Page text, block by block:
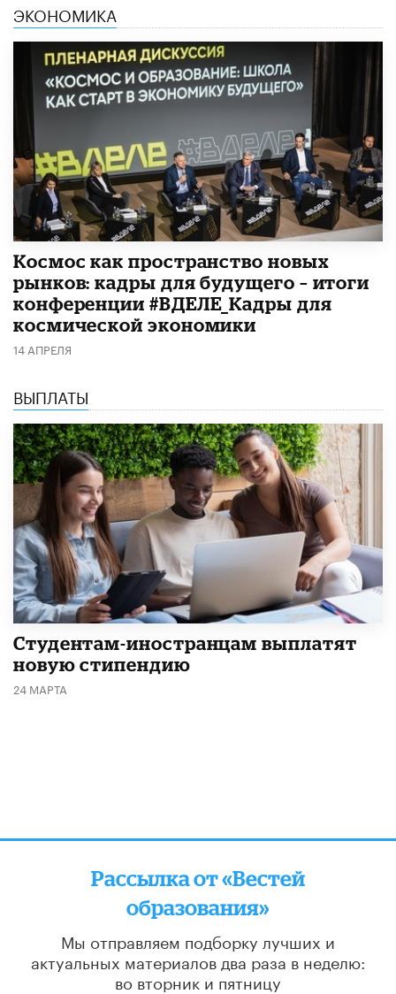
ЭКОНОМИКА
Космос как пространство новых
рынков: кадры для будущего – итоги
конференции #ВДЕЛЕ_Кадры для
космической экономики
14 АПРЕЛЯ
ВЫПЛАТЫ
Студентам-иностранцам выплатят
новую стипендию
24 МАРТА
Рассылка от «Вестей
образования»
Мы отправляем подборку лучших и
актуальных материалов два раза в неделю:
во вторник и пятницу